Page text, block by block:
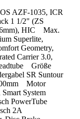
AZF-1035, ICR
1 1/2" (ZS
HIC Max.
Superlite,
Geometry,
Carrier 3.0,
Größe
SR Suntour
Motor
System
PowerTube
2A